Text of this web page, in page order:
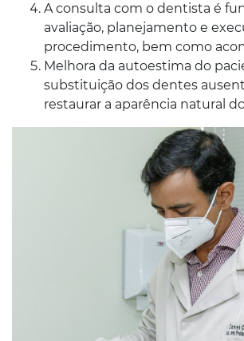
A consulta com o dentista é
avaliação, planejamento e
procedimento, bem como
Melhora da autoestima do
substituição dos dentes
restaurar a aparência natural